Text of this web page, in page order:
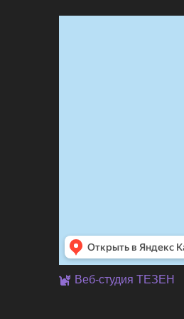
Веб-студия ТЕЗЕН